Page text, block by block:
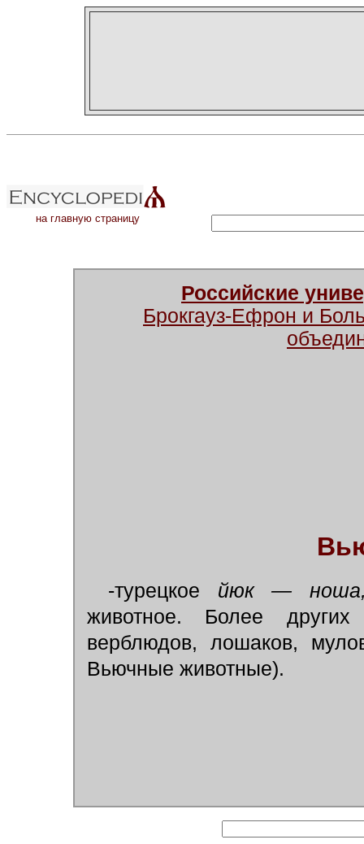
на главную страницу
Российские
Брокгауз-Ефрон и
-турецкое йюк —
животное. Более
верблюдов, лошаков,
Вьючные животные).